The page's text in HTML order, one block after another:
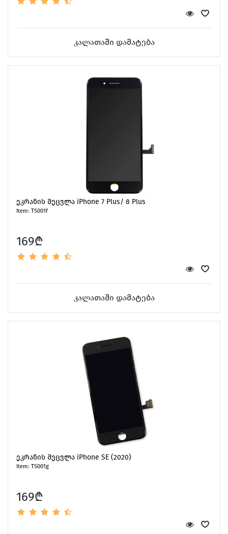
კალათაში დამატება
ეკრანის შეცვლა iPhone 7 Plus/ 8 Plus
Item: TS001f
169₾
კალათაში დამატება
ეკრანის შეცვლა iPhone SE (2020)
Item: TS001g
169₾